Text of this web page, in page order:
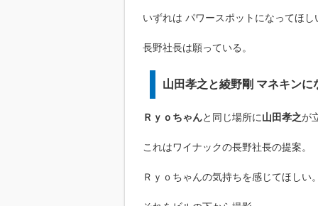
いずれは パワースポットになってほし
長野社長は願っている。
山田孝之と綾野剛 マネキンに
Ｒｙｏちゃんと同じ場所に山田孝之が
これはワイナックの長野社長の提案。
Ｒｙｏちゃんの気持ちを感じてほしい。